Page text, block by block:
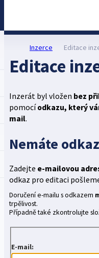
Inzerce Editace
Editace
Inzerát byl vložen bez
pomocíodkazu, který
mail.
Nemáte
Zadejte e-mailovou
odkaz pro editaci
Doručení e-mailu s odkazem
trpělivost.
Případně také zkontrolujte
E-mail: